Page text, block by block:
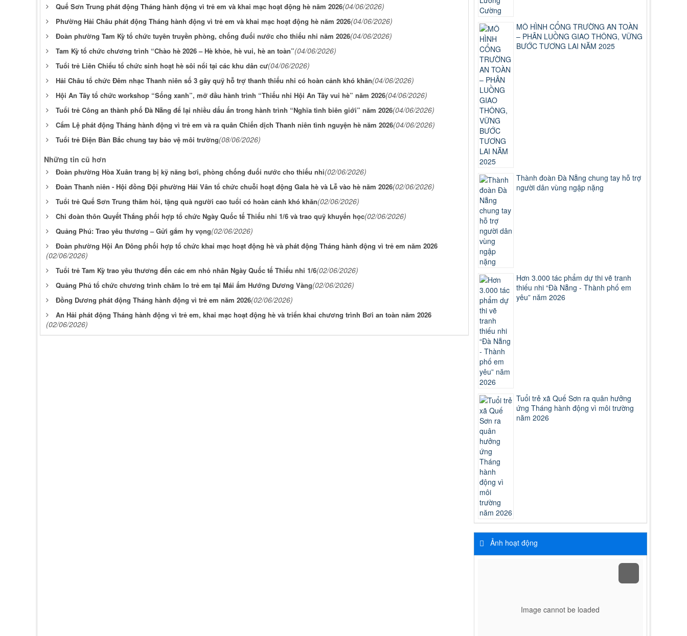
Quế Sơn Trung phát động Tháng hành động vì trẻ em và khai mạc hoạt động hè năm 2026(04/06/2026)
Phường Hải Châu phát động Tháng hành động vì trẻ em và khai mạc hoạt động hè năm 2026(04/06/2026)
Đoàn phường Tam Kỳ tổ chức tuyên truyền phòng, chống đuối nước cho thiếu nhi năm 2026(04/06/2026)
Tam Kỳ tổ chức chương trình “Chào hè 2026 – Hè khỏe, hè vui, hè an toàn”(04/06/2026)
Tuổi trẻ Liên Chiểu tổ chức sinh hoạt hè sôi nổi tại các khu dân cư(04/06/2026)
Hải Châu tổ chức Đêm nhạc Thanh niên số 3 gây quỹ hỗ trợ thanh thiếu nhi có hoàn cảnh khó khăn(04/06/2026)
Hội An Tây tổ chức workshop “Sống xanh”, mở đầu hành trình “Thiếu nhi Hội An Tây vui hè” năm 2026(04/06/2026)
Tuổi trẻ Công an thành phố Đà Nẵng để lại nhiều dấu ấn trong hành trình “Nghĩa tình biên giới” năm 2026(04/06/2026)
Cẩm Lệ phát động Tháng hành động vì trẻ em và ra quân Chiến dịch Thanh niên tình nguyện hè năm 2026(04/06/2026)
Tuổi trẻ Điện Bàn Bắc chung tay bảo vệ môi trường(08/06/2026)
Những tin cũ hơn
Đoàn phường Hòa Xuân trang bị kỹ năng bơi, phòng chống đuối nước cho thiếu nhi(02/06/2026)
Đoàn Thanh niên - Hội đồng Đội phường Hải Vân tổ chức chuỗi hoạt động Gala hè và Lễ vào hè năm 2026(02/06/2026)
Tuổi trẻ Quế Sơn Trung thăm hỏi, tặng quà người cao tuổi có hoàn cảnh khó khăn(02/06/2026)
Chi đoàn thôn Quyết Thắng phối hợp tổ chức Ngày Quốc tế Thiếu nhi 1/6 và trao quỹ khuyến học(02/06/2026)
Quảng Phú: Trao yêu thương – Gửi gắm hy vọng(02/06/2026)
Đoàn phường Hội An Đông phối hợp tổ chức khai mạc hoạt động hè và phát động Tháng hành động vì trẻ em năm 2026
(02/06/2026)
Tuổi trẻ Tam Kỳ trao yêu thương đến các em nhỏ nhân Ngày Quốc tế Thiếu nhi 1/6(02/06/2026)
Quảng Phú tổ chức chương trình chăm lo trẻ em tại Mái ấm Hướng Dương Vàng(02/06/2026)
Đồng Dương phát động Tháng hành động vì trẻ em năm 2026(02/06/2026)
An Hải phát động Tháng hành động vì trẻ em, khai mạc hoạt động hè và triển khai chương trình Bơi an toàn năm 2026
(02/06/2026)
MÔ HÌNH CỔNG TRƯỜNG AN TOÀN
– PHÂN LUỒNG GIAO THÔNG, VỮNG
BƯỚC TƯƠNG LAI NĂM 2025
Thành đoàn Đà Nẵng chung tay hỗ trợ
người dân vùng ngập nặng
Hơn 3.000 tác phẩm dự thi vẽ tranh
thiếu nhi “Đà Nẵng - Thành phố em
yêu” năm 2026
Tuổi trẻ xã Quế Sơn ra quân hưởng
ứng Tháng hành động vì môi trường
năm 2026
Ảnh hoạt động
Image cannot be loaded